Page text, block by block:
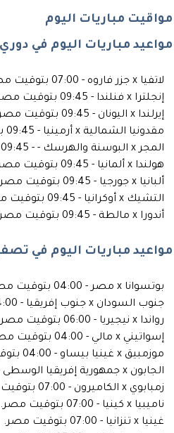
مواقيت مباريات اليوم
مواعيد مباريات اليوم في دوري
لاتفيا x جزر فاروه - 07:00 بتوقيت مصر.
إنجلترا x فنلندا - 09:45 بتوقيت مصر - beIN Sports HD 1.
إيرلندا x اليونان - 09:45 بتوقيت مصر.
مقدونيا الشمالية x أرمينيا - 09:45 بتوقيت مصر.
المجر x البوسنة والهرسك - - 09:45 بتوقيت مصر.
هولندا x ألمانيا - 09:45 بتوقيت مصر - beIN Sports HD 2.
ألبانيا x جورجيا - 09:45 بتوقيت مصر.
التشيك x أوكرانيا - 09:45 بتوقيت مصر.
أندورا x مالطة - 09:45 بتوقيت مصر.
مواعيد مباريات اليوم في
بوتسوانا x مصر - 04:00 بتوقيت مصر - beIN Sports HD 4.
جنوب السودان x جنوب إفريقيا - 04:00 بتوقيت مصر - beIN Sports HD 5.
رواندا x نيجيريا - 06:00 بتوقيت مصر.
إسواتيني x مالي - 04:00 بتوقيت مصر
موزمبيق x غينيا بيساو - 04:00 بتوقيت مصر.
الجابون x جمهورية إفريقيا الوسطى - 07:00 بتوقيت مصر.
زمبابوي x الكاميرون - 07:00 بتوقيت مصر.
ناميبيا x كينيا - 07:00 بتوقيت مصر.
غينيا x تنزانيا - 07:00 بتوقيت مصر.